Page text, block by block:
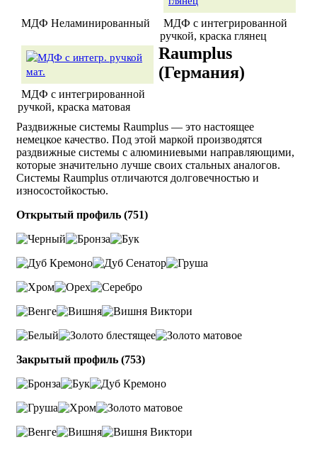
МДФ Неламинированный
МДФ с интегрированной
ручкой, краска глянец
МДФ с интегрированной
ручкой, краска матовая
Raumplus
(Германия)
Раздвижные системы Raumplus — это настоящее
немецкое качество. Под этой маркой производятся
раздвижные системы с алюминиевыми направляющими,
которые значительно лучше своих стальных аналогов.
Системы Raumplus отличаются долговечностью и
износостойкостью.
Открытый профиль (751)
Закрытый профиль (753)